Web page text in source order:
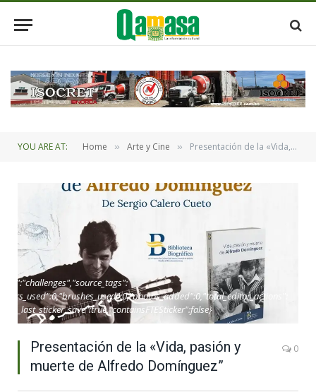
YOU ARE AT: Home » Arte y Cine » Presentación de la «Vida, pasión y muerte de Alfredo Domínguez”
Presentación de la «Vida, pasión y
muerte de Alfredo Domínguez”
0